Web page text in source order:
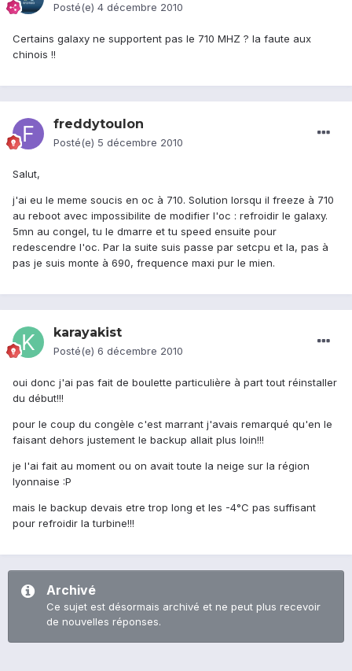
Posté(e) 4 décembre 2010
Certains galaxy ne supportent pas le 710 MHZ ? la faute aux
chinois !!
freddytoulon
Posté(e) 5 décembre 2010
Salut,
j'ai eu le meme soucis en oc à 710. Solution lorsqu il freeze à 710
au reboot avec impossibilite de modifier l'oc : refroidir le galaxy.
5mn au congel, tu le dmarre et tu speed ensuite pour
redescendre l'oc. Par la suite suis passe par setcpu et la, pas à
pas je suis monte à 690, frequence maxi pur le mien.
karayakist
Posté(e) 6 décembre 2010
oui donc j'ai pas fait de boulette particulière à part tout réinstaller
du début!!!
pour le coup du congèle c'est marrant j'avais remarqué qu'en le
faisant dehors justement le backup allait plus loin!!!
je l'ai fait au moment ou on avait toute la neige sur la région
lyonnaise :P
mais le backup devais etre trop long et les -4°C pas suffisant
pour refroidir la turbine!!!
Archivé
Ce sujet est désormais archivé et ne peut plus recevoir
de nouvelles réponses.